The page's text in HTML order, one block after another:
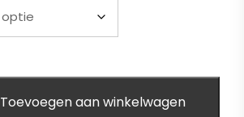
Toevoegen aan winkelwagen